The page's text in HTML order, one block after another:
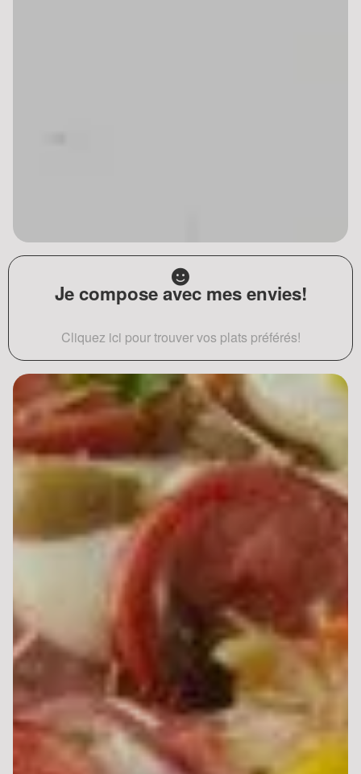
Je compose avec mes envies!
Cliquez ici pour trouver vos plats préférés!